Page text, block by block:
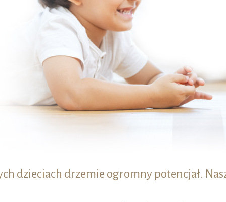
dzieciach drzemie ogromny potencjał.